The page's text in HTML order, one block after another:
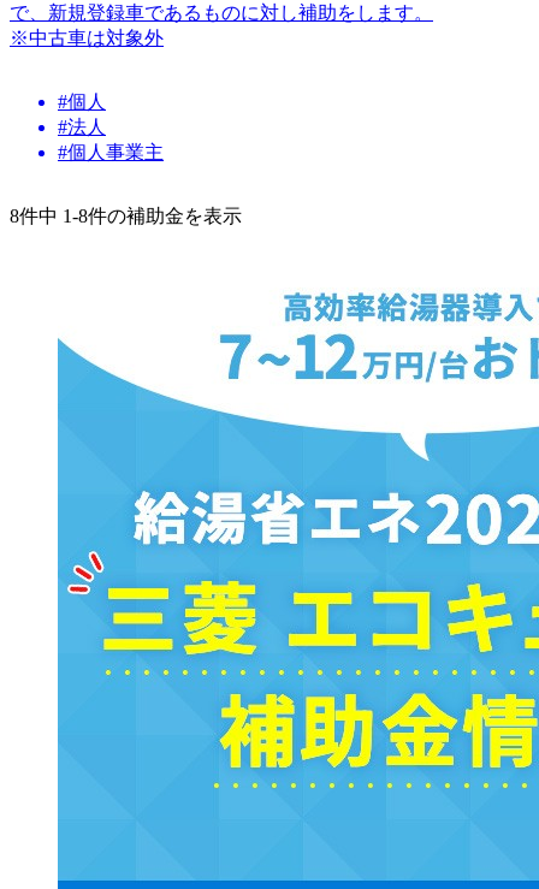
で、新規登録車であるものに対し補助をします。
※中古車は対象外
#個人
#法人
#個人事業主
8件中 1-8件の補助金を表示